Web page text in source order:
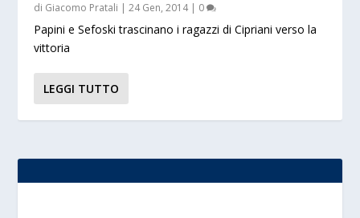
di Giacomo Pratali |24 Gen, 2014| 0
Papini e Sefoski trascinano i ragazzi di Cipriani verso la
vittoria
LEGGI TUTTO